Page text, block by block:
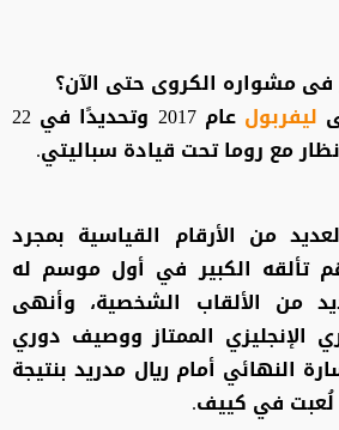
فى مشواره الكروى حتى الآن؟
ليفربول
عام 2017 وتحديدًا في 22
مع روما تحت قيادة سباليتي.
من الأرقام القياسية بمجرد
تألقه الكبير في أول موسم له
من الألقاب الشخصية، وأنهى
الإنجليزي الممتاز ووصيف دوري
النهائي أمام ريال مدريد بنتيجة